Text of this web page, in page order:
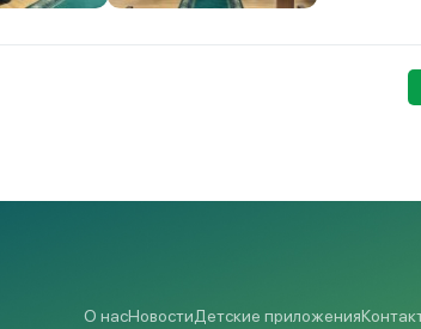
О насНовостиДетские приложения